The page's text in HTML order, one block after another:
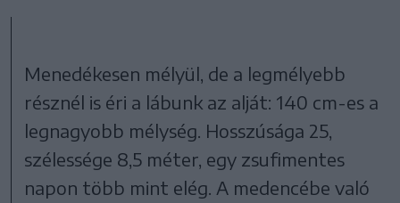
Menedékesen mélyül, de a legmélyebb
résznél is éri a lábunk az alját: 140 cm-es a
legnagyobb mélység. Hosszúsága 25,
szélessége 8,5 méter, egy zsufimentes
napon több mint elég. A medencébe való